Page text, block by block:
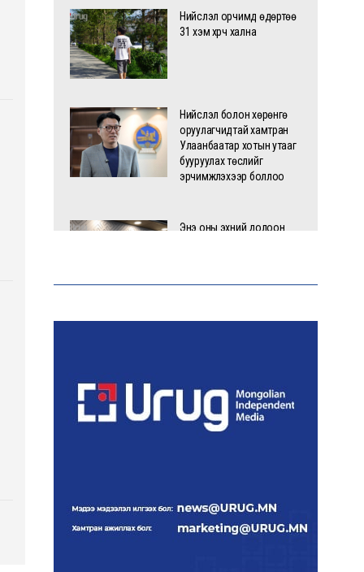
Нийслэл орчимд өдөртөө
31 хэм хүрч хална
Нийслэл болон хөрөнгө
оруулагчидтай хамтран
Улаанбаатар хотын утааг
бууруулах төслийг
эрчимжүүлэхээр боллоо
Энэ оны эхний долоон
Макс Группийн үүсгэн
E-Mongolia системээр
Холливудын алдартай хос